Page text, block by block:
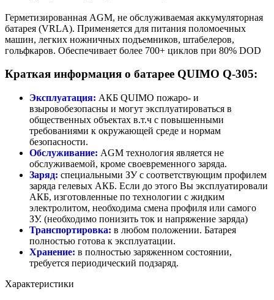
Герметизированная AGM, не обслуживаемая аккумуляторная
батарея (VRLA). Применяется для питания поломоечных
машин, легких ножничных подъемников, штабелеров,
гольфкаров. Обеспечивает более 700+ циклов при 80% DOD
Краткая информация о батарее QUIMO Q-305:
Эксплуатация: АКБ QUIMO пожаро- и
взыровобезопасны и могут эксплуатироваться в
общественных объектах в.т.ч с повышенными
требованиями к окружающей среде и нормам
безопасности.
Обслуживание: AGM технология является не
обслуживаемой, кроме своевременного заряда.
Заряд: специальными ЗУ с соответствующим профилем
заряда гелевых АКБ. Если до этого Вы эксплуатировали
АКБ, изготовленные по технологии с жидким
электролитом, необходима смена профиля или самого
ЗУ. (необходимо понизить ток и напряжение заряда)
Транспортировка: в любом положении. Батарея
полностью готова к эксплуатации.
Хранение: в полностью заряженном состоянии,
требуется периодический подзаряд.
Характеристики